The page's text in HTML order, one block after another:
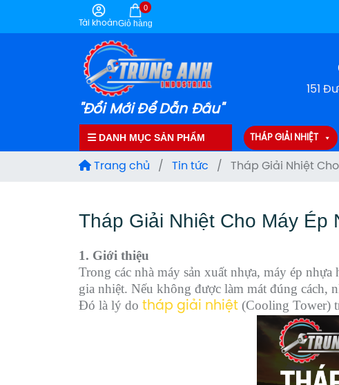
Tài khoảnGiỏ hàng
0
"Đổi Mới Để Dẫn Đầu"
151
DANH MỤC SẢN PHẨM THÁP GIẢI NHIỆT
Trang chủ / Tin tức / Tháp Giải Nhiệt
Tháp Giải Nhiệt Cho Máy
1. Giới thiệu
Trong các nhà máy sản xuất nhựa, máy ép
gia nhiệt. Nếu không được làm mát đúng cách,
Đó là lý do tháp giải nhiệt (Cooling Tower)